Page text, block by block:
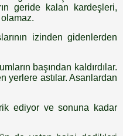
geride kalan kardeşleri,
izinden gidenlerden
başından kaldırdılar.
yerlere astılar. Asanlardan
ediyor ve sonuna kadar